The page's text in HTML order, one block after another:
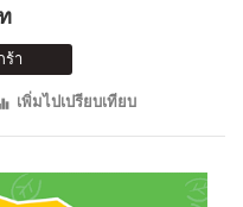
ร้า
เพิ่มไปเปรียบเทียบ